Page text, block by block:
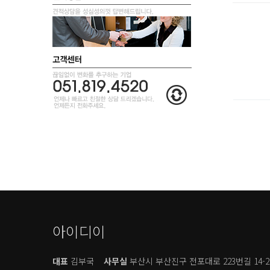
아이디이
대표 김부국 사무실 부산시 부산진구 전포대로 223번길 14-